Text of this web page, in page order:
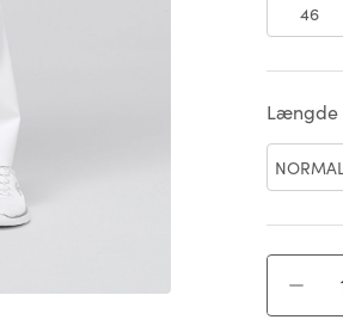
46
Længde
NORMAL